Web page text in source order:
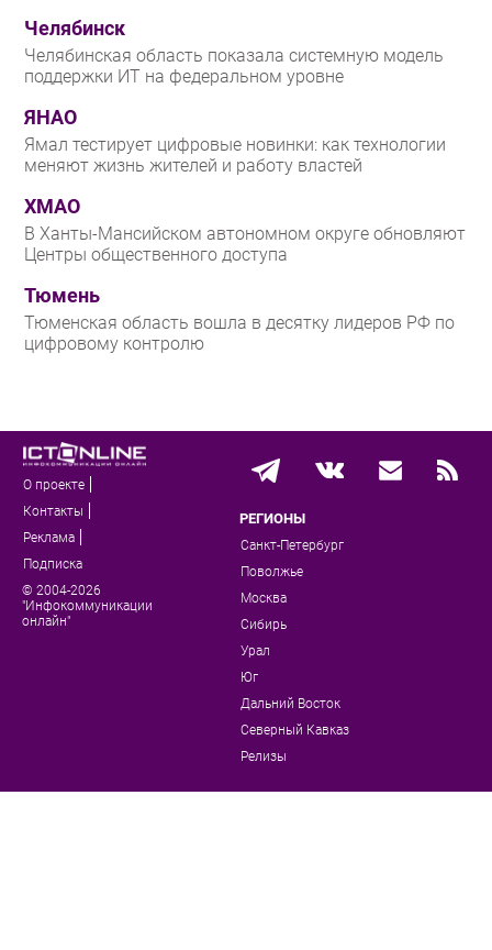
Челябинск
Челябинская область показала системную модель
поддержки ИТ на федеральном уровне
ЯНАО
Ямал тестирует цифровые новинки: как технологии
меняют жизнь жителей и работу властей
ХМАО
В Ханты-Мансийском автономном округе обновляют
Центры общественного доступа
Тюмень
Тюменская область вошла в десятку лидеров РФ по
цифровому контролю
О проекте
Контакты
Реклама
Подписка
© 2004-2026
"Инфокоммуникации
онлайн"
РЕГИОНЫ
Санкт-Петербург
Поволжье
Москва
Сибирь
Урал
Юг
Дальний Восток
Северный Кавказ
Релизы